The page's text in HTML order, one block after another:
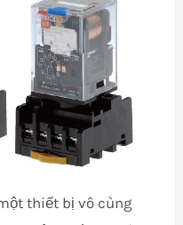
thiết bị vô cùng